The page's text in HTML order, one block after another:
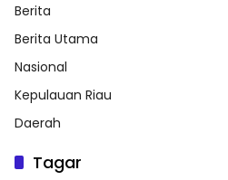
Berita
Berita Utama
Nasional
Kepulauan Riau
Daerah
Tagar